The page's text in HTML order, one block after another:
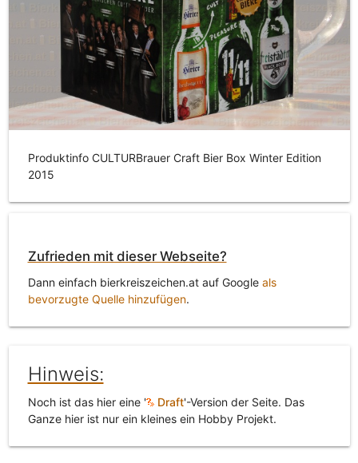
Produktinfo CULTURBrauer Craft Bier Box Winter Edition
2015
Zufrieden mit dieser Webseite?
Dann einfach bierkreiszeichen.at auf Google als
bevorzugte Quelle hinzufügen.
Hinweis:
Noch ist das hier eine ' Draft'-Version der Seite. Das
Ganze hier ist nur ein kleines ein Hobby Projekt.